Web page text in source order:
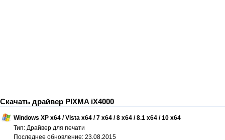
Скачать драйвер PIXMA iX4000
Windows XP x64 / Vista x64 / 7 x64 / 8 x64 / 8.1 x64 / 10 x64
Тип: Драйвер для печати
Последнее обновление: 23.08.2015